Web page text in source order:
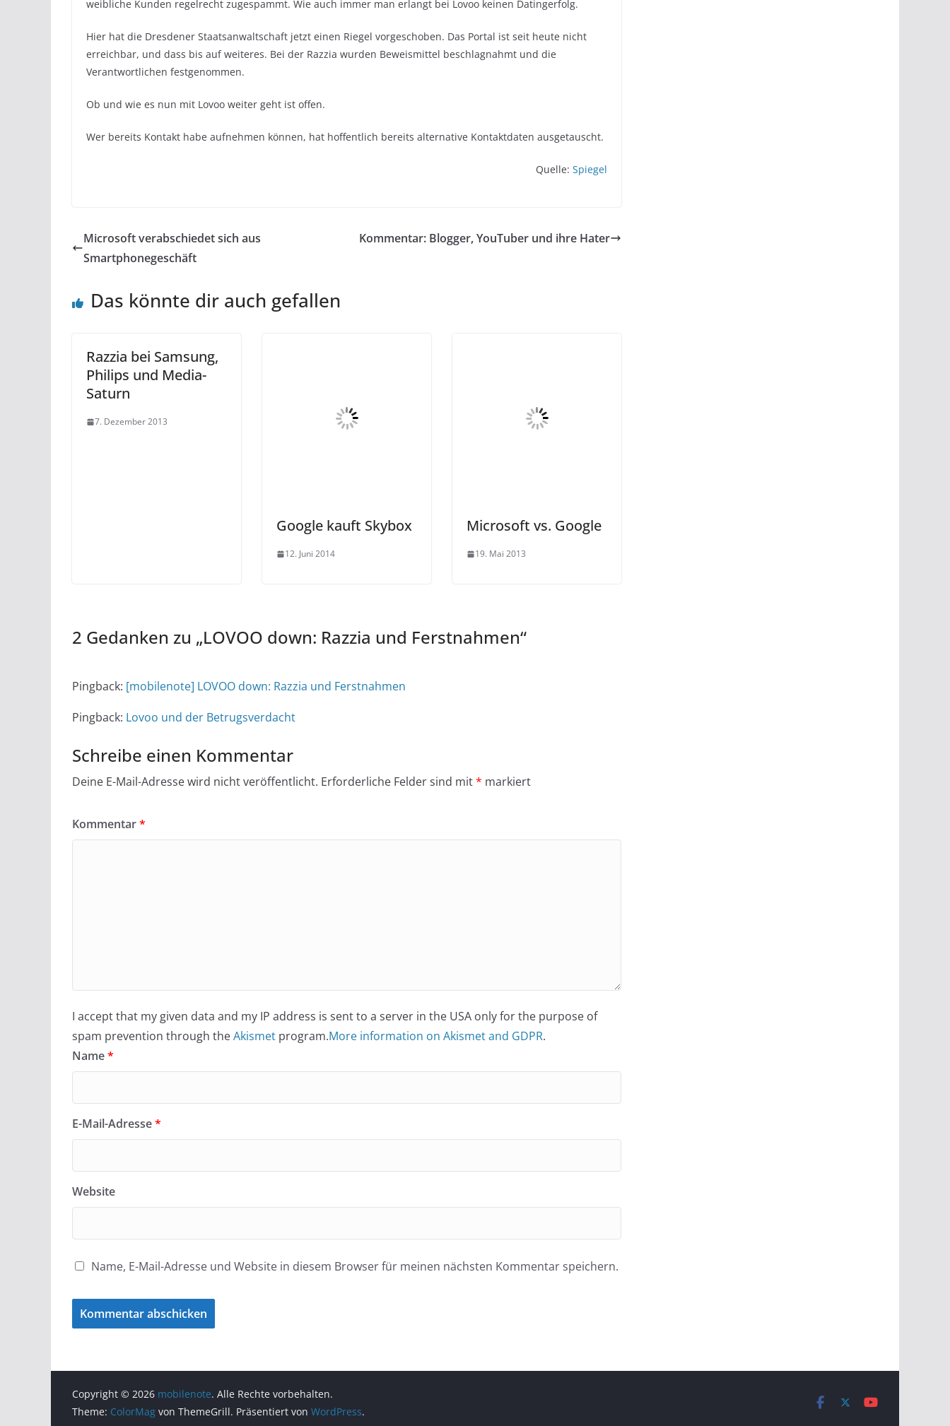
weibliche Kunden regelrecht zugespammt. Wie auch immer man erlangt bei Lovoo keinen Datingerfolg.
Hier hat die Dresdener Staatsanwaltschaft jetzt einen Riegel vorgeschoben. Das Portal ist seit heute nicht
erreichbar, und dass bis auf weiteres. Bei der Razzia wurden Beweismittel beschlagnahmt und die
Verantwortlichen festgenommen.
Ob und wie es nun mit Lovoo weiter geht ist offen.
Wer bereits Kontakt habe aufnehmen können, hat hoffentlich bereits alternative Kontaktdaten ausgetauscht.
Quelle: Spiegel
Microsoft verabschiedet sich aus
Smartphonegeschäft
Kommentar: Blogger, YouTuber und ihre Hater
Das könnte dir auch gefallen
Razzia bei Samsung,
Philips und Media-
Saturn
7. Dezember 2013
Google kauft Skybox
12. Juni 2014
Microsoft vs. Google
19. Mai 2013
2 Gedanken zu „LOVOO down: Razzia und Ferstnahmen“
Pingback: [mobilenote] LOVOO down: Razzia und Ferstnahmen
Pingback: Lovoo und der Betrugsverdacht
Schreibe einen Kommentar
Deine E-Mail-Adresse wird nicht veröffentlicht. Erforderliche Felder sind mit* markiert
Kommentar*
I accept that my given data and my IP address is sent to a server in the USA only for the purpose of
spam prevention through theAkismet program.More information on Akismet and GDPR.
Name*
E-Mail-Adresse*
Website
Name, E-Mail-Adresse und Website in diesem Browser für meinen nächsten Kommentar speichern.
Copyright © 2026 mobilenote. Alle Rechte vorbehalten.
Theme: ColorMag von ThemeGrill. Präsentiert von WordPress.